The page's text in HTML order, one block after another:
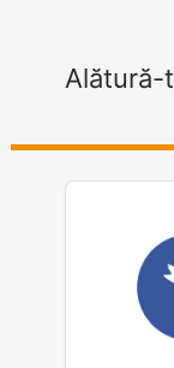
Alătură-